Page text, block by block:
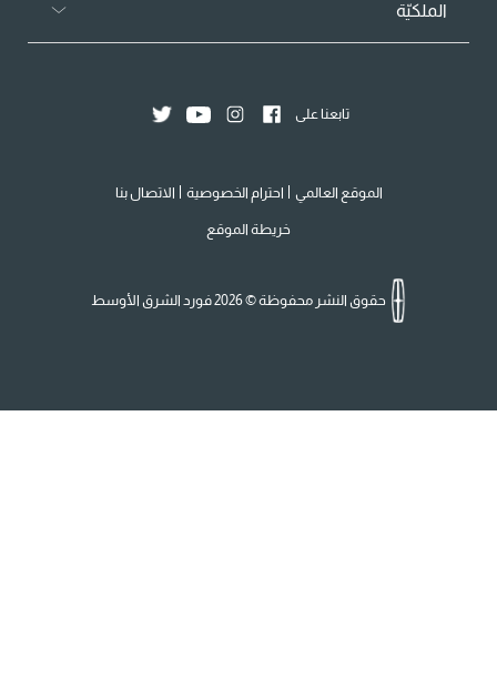
الملكيّة
تابعنا على
حقوق النشر محفوظة © 2026 فورد الشرق الأوسط
الموقع العالمي احترام الخصوصية الاتصال بنا
خريطة الموقع